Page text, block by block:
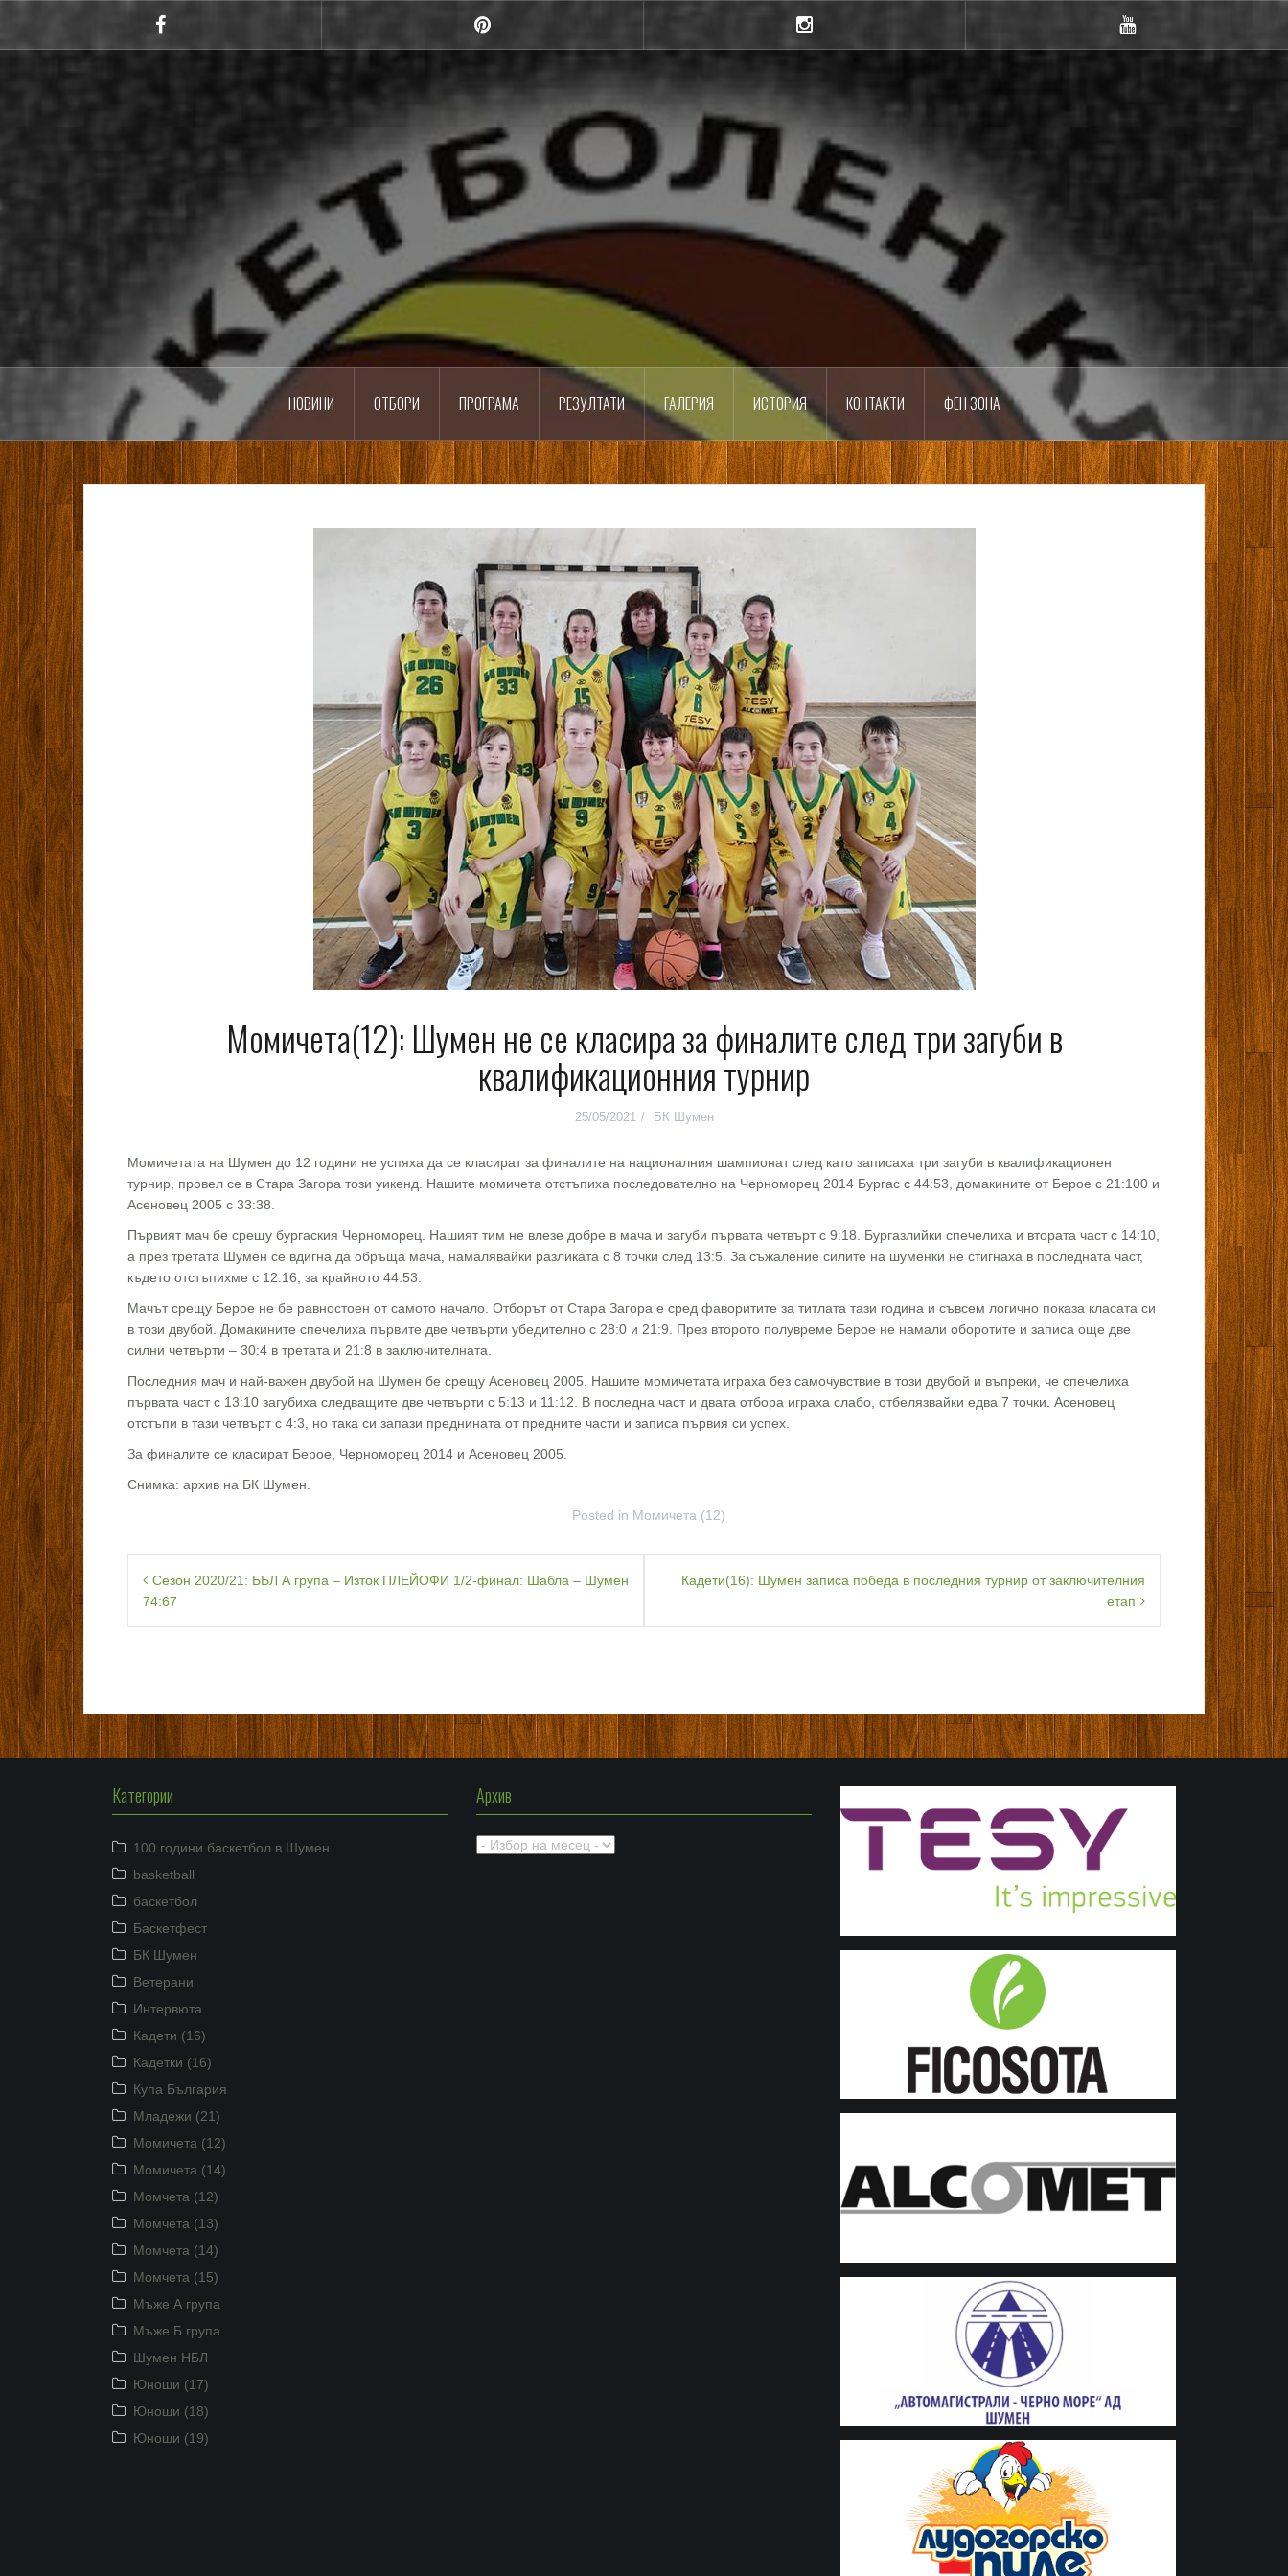
content
Шумен
Баскетболен клуб
НОВИНИ ОТБОРИ ПРОГРАМА РЕЗУЛТАТИ ГАЛЕРИЯ ИСТОРИЯ КОНТАКТИ ФЕН ЗОНА
Момичета(12): Шумен не се класира за финалите след три загуби в
квалификационния турнир
25/05/2021 БК Шумен
Момичетата на Шумен до 12 години не успяха да се класират за финалите на националния шампионат след като записаха три загуби в квалификационен
турнир, провел се в Стара Загора този уикенд. Нашите момичета отстъпиха последователно на Черноморец 2014 Бургас с 44:53, домакините от Берое с 21:100 и
Асеновец 2005 с 33:38.
Първият мач бе срещу бургаския Черноморец. Нашият тим не влезе добре в мача и загуби първата четвърт с 9:18. Бургазлийки спечелиха и втората част с 14:10,
а през третата Шумен се вдигна да обръща мача, намалявайки разликата с 8 точки след 13:5. За съжаление силите на шуменки не стигнаха в последната част,
където отстъпихме с 12:16, за крайното 44:53.
Мачът срещу Берое не бе равностоен от самото начало. Отборът от Стара Загора е сред фаворитите за титлата тази година и съвсем логично показа класата си
в този двубой. Домакините спечелиха първите две четвърти убедително с 28:0 и 21:9. През второто полувреме Берое не намали оборотите и записа още две
силни четвърти – 30:4 в третата и 21:8 в заключителната.
Последния мач и най-важен двубой на Шумен бе срещу Асеновец 2005. Нашите момичетата играха без самочувствие в този двубой и въпреки, че спечелиха
първата част с 13:10 загубиха следващите две четвърти с 5:13 и 11:12. В последна част и двата отбора играха слабо, отбелязвайки едва 7 точки. Асеновец
отстъпи в тази четвърт с 4:3, но така си запази преднината от предните части и записа първия си успех.
За финалите се класират Берое, Черноморец 2014 и Асеновец 2005.
Снимка: архив на БК Шумен.
Posted in Момичета (12)
Навигация
Сезон 2020/21: ББЛ А група – Изток ПЛЕЙОФИ 1/2-финал: Шабла – Шумен
74:67
Кадети(16): Шумен записа победа в последния турнир от заключителния
етап
Категории
100 години баскетбол в Шумен
basketball
баскетбол
Баскетфест
БК Шумен
Ветерани
Интервюта
Кадети (16)
Кадетки (16)
Купа България
Младежи (21)
Момичета (12)
Момичета (14)
Момчета (12)
Момчета (13)
Момчета (14)
Момчета (15)
Мъже А група
Мъже Б група
Шумен НБЛ
Юноши (17)
Юноши (18)
Юноши (19)
Архив
Архив